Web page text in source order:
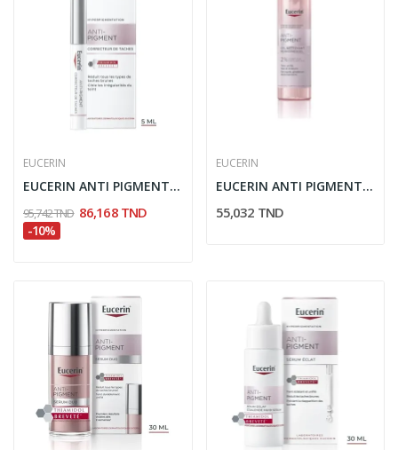
EUCERIN
EUCERIN ANTI PIGMENT CORRECTEUR DE TACHES 5ML
95,742 TND 86,168 TND
-10%
EUCERIN
EUCERIN ANTI PIGMENT GEL NETTOYANT 200ML
55,032 TND